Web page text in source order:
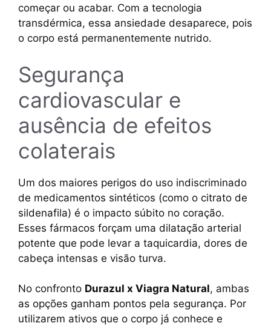
começar ou acabar. Com a tecnologia
transdérmica, essa ansiedade desaparece, pois
o corpo está permanentemente nutrido.
Segurança
cardiovascular e
ausência de efeitos
colaterais
Um dos maiores perigos do uso indiscriminado
de medicamentos sintéticos (como o citrato de
sildenafila) é o impacto súbito no coração.
Esses fármacos forçam uma dilatação arterial
potente que pode levar a taquicardia, dores de
cabeça intensas e visão turva.
No confronto Durazul x Viagra Natural, ambas
as opções ganham pontos pela segurança. Por
utilizarem ativos que o corpo já conhece e